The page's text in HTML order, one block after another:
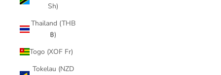
Sh)
Thailand (THB
฿)
Togo (XOF Fr)
Tokelau (NZD